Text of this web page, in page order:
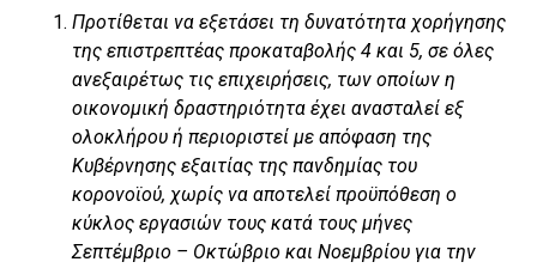
Προτίθεται να εξετάσει τη δυνατότητα χορήγησης
της επιστρεπτέας προκαταβολής 4 και 5, σε όλες
ανεξαιρέτως τις επιχειρήσεις, των οποίων η
οικονομική δραστηριότητα έχει ανασταλεί εξ
ολοκλήρου ή περιοριστεί με απόφαση της
Κυβέρνησης εξαιτίας της πανδημίας του
κορονοϊού, χωρίς να αποτελεί προϋπόθεση ο
κύκλος εργασιών τους κατά τους μήνες
Σεπτέμβριο – Οκτώβριο και Νοεμβρίου για την